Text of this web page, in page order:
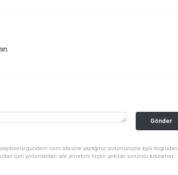
Gönder
sitesine yaptığınız yorumunuzla ilgili doğrudan
tüm yorumlardan site yönetimi hiçbir şekilde sorumlu tutulamaz.